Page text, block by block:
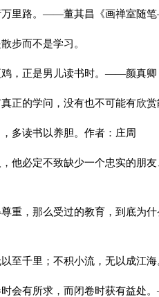
万里路。——董其昌《画禅室随
步而不是学习。
鸡，正是男儿读书时。——颜真卿
正的学问，没有也不可能有欣
多读书以养胆。作者：庄周
他必定不致缺少一个忠实的朋
重，那么受过的教育，到底为
至千里；不积小流，无以成江海
时会有所求，而闭卷时获有益处